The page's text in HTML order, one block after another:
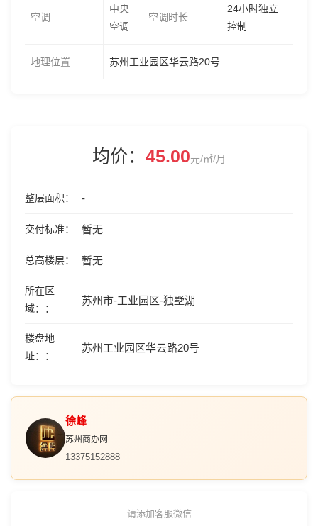
空调
中央
空调
空调时长
24小时独立
控制
地理位置 苏州工业园区华云路20号
均价： 45.00元/㎡/月
整层面积 -
交付标准 暂无
总高楼层 暂无
所在区
域：
苏州市-工业园区-独墅湖
楼盘地
址：
苏州工业园区华云路20号
徐峰
苏州商办网
13375152888
请添加客服微信